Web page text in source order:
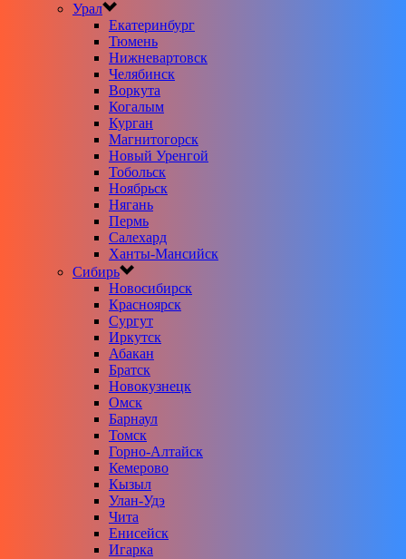
Урал
Екатеринбург
Тюмень
Нижневартовск
Челябинск
Воркута
Когалым
Курган
Магнитогорск
Новый Уренгой
Тобольск
Ноябрьск
Нягань
Пермь
Салехард
Ханты-Мансийск
Сибирь
Новосибирск
Красноярск
Сургут
Иркутск
Абакан
Братск
Новокузнецк
Омск
Барнаул
Томск
Горно-Алтайск
Кемерово
Кызыл
Улан-Удэ
Чита
Енисейск
Игарка